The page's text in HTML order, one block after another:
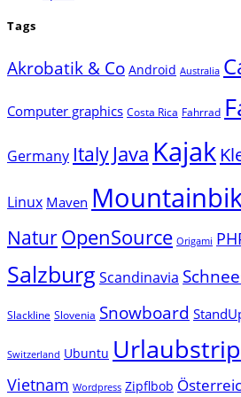
Tags
Akrobatik & Co Android Australia
Computer graphics Costa Rica Fahrrad
Germany Italy Java Kajak
Linux Maven
NaturOpenSource Origami
SalzburgScandinavia
Slackline Slovenia Snowboard
Switzerland Ubuntu Urlaubstrip
Vietnam Wordpress Zipflbob